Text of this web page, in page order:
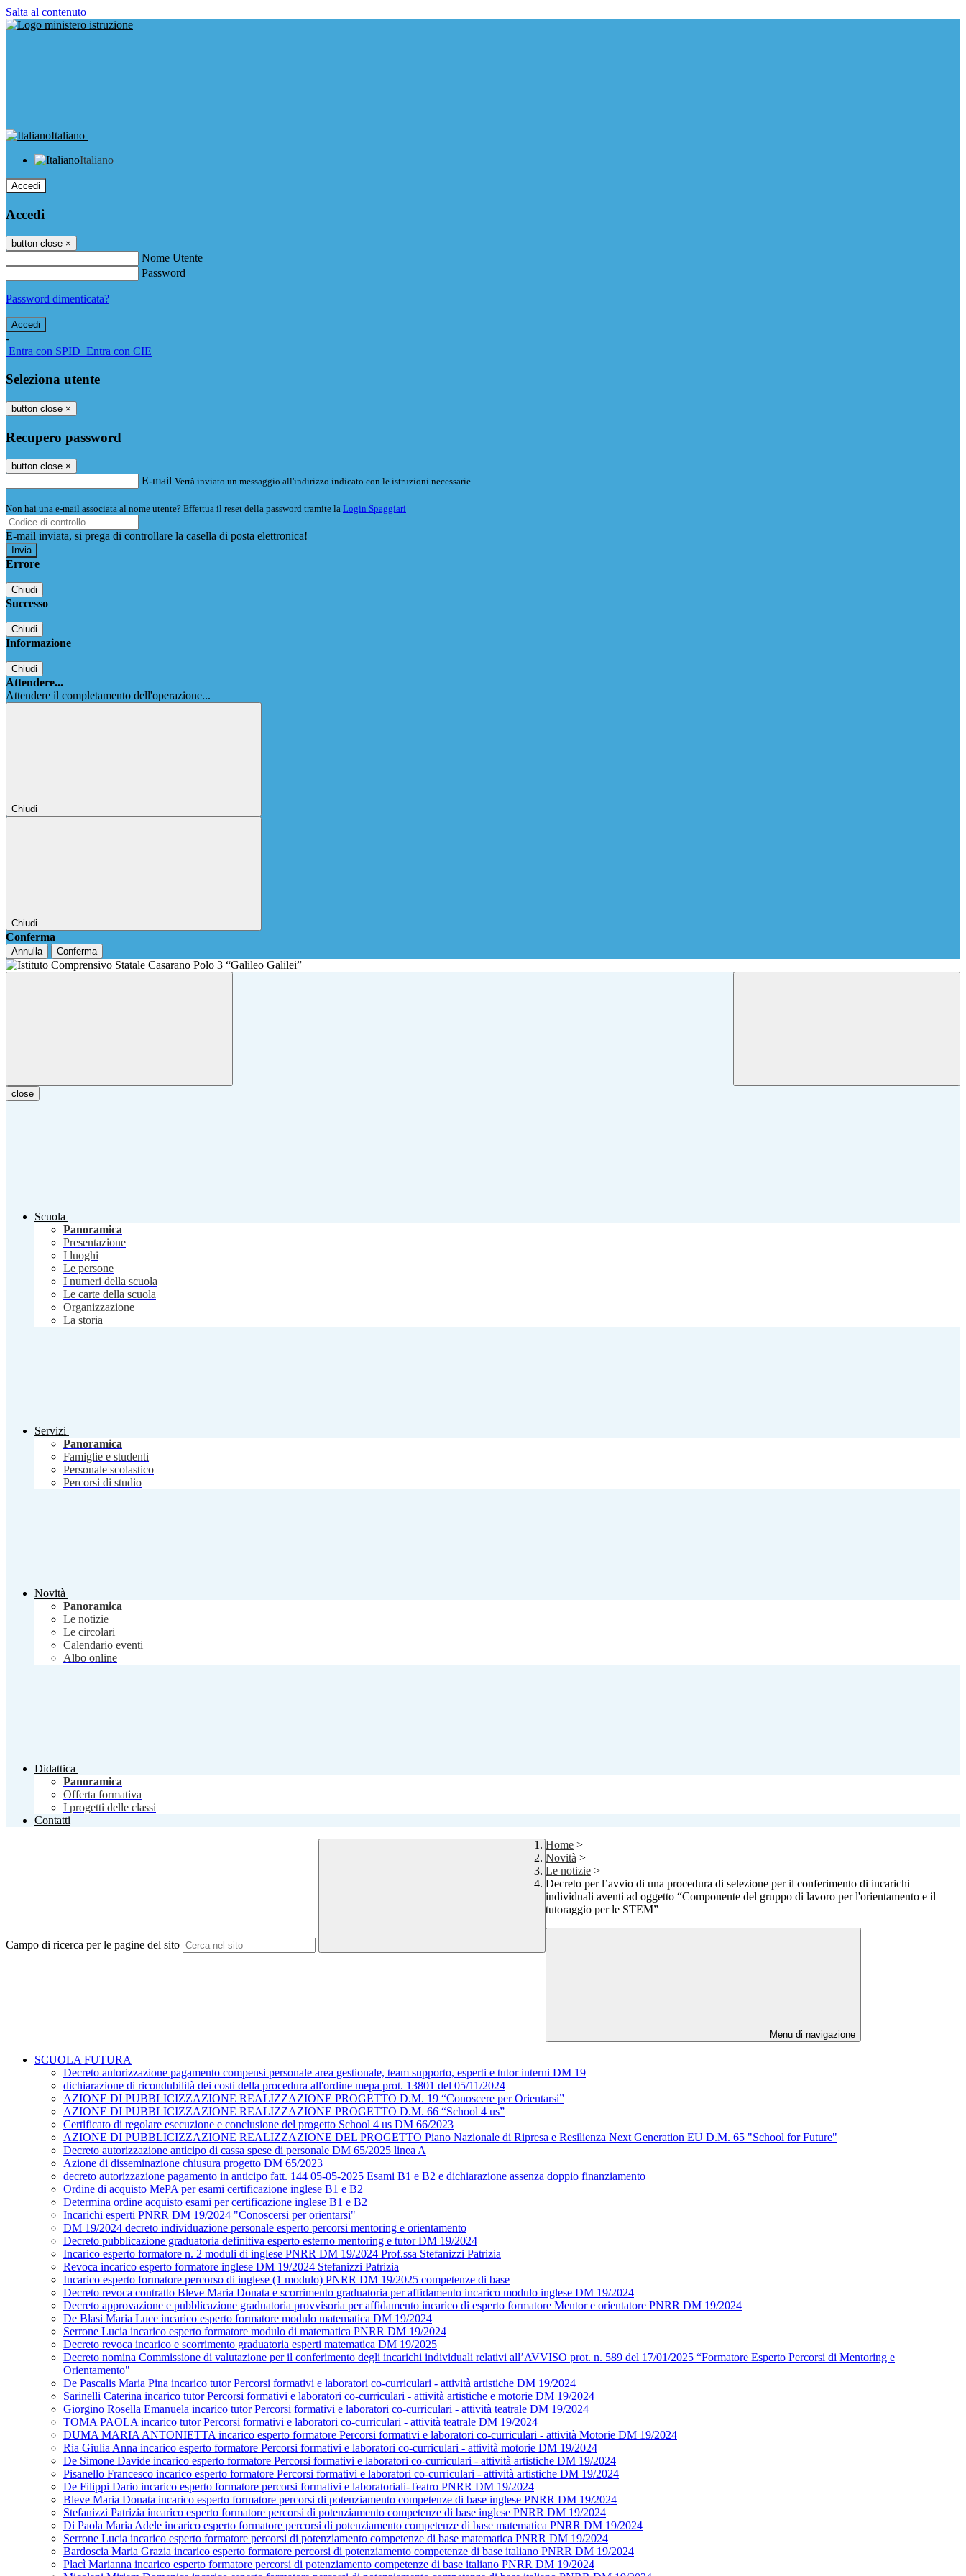
Salta al contenuto
Italiano
Italiano
Accedi
Accedi
button close ×
Nome Utente
Password
Password dimenticata?
-
Entra con SPID Entra con CIE
Seleziona utente
button close ×
Recupero password
button close ×
E-mail Verrà inviato un messaggio all'indirizzo indicato con le istruzioni necessarie.
Non hai una e-mail associata al nome utente? Effettua il reset della password tramite la Login Spaggiari
E-mail inviata, si prega di controllare la casella di posta elettronica!
Errore
Chiudi
Successo
Chiudi
Informazione
Chiudi
Attendere...
Attendere il completamento dell'operazione...
Chiudi
Chiudi
Conferma
Annulla Conferma
close
Scuola
Panoramica
Presentazione
I luoghi
Le persone
I numeri della scuola
Le carte della scuola
Organizzazione
La storia
Servizi
Panoramica
Famiglie e studenti
Personale scolastico
Percorsi di studio
Novità
Panoramica
Le notizie
Le circolari
Calendario eventi
Albo online
Didattica
Panoramica
Offerta formativa
I progetti delle classi
Contatti
Campo di ricerca per le pagine del sito
Home >
Novità >
Le notizie >
Decreto per l’avvio di una procedura di selezione per il conferimento di incarichi
individuali aventi ad oggetto “Componente del gruppo di lavoro per l'orientamento e il
tutoraggio per le STEM”
Menu di navigazione
SCUOLA FUTURA
Decreto autorizzazione pagamento compensi personale area gestionale, team supporto, esperti e tutor interni DM 19
dichiarazione di ricondubilità dei costi della procedura all'ordine mepa prot. 13801 del 05/11/2024
AZIONE DI PUBBLICIZZAZIONE REALIZZAZIONE PROGETTO D.M. 19 “Conoscere per Orientarsi”
AZIONE DI PUBBLICIZZAZIONE REALIZZAZIONE PROGETTO D.M. 66 “School 4 us”
Certificato di regolare esecuzione e conclusione del progetto School 4 us DM 66/2023
AZIONE DI PUBBLICIZZAZIONE REALIZZAZIONE DEL PROGETTO Piano Nazionale di Ripresa e Resilienza Next Generation EU D.M. 65 "School for Future"
Decreto autorizzazione anticipo di cassa spese di personale DM 65/2025 linea A
Azione di disseminazione chiusura progetto DM 65/2023
decreto autorizzazione pagamento in anticipo fatt. 144 05-05-2025 Esami B1 e B2 e dichiarazione assenza doppio finanziamento
Ordine di acquisto MePA per esami certificazione inglese B1 e B2
Determina ordine acquisto esami per certificazione inglese B1 e B2
Incarichi esperti PNRR DM 19/2024 "Conoscersi per orientarsi"
DM 19/2024 decreto individuazione personale esperto percorsi mentoring e orientamento
Decreto pubblicazione graduatoria definitiva esperto esterno mentoring e tutor DM 19/2024
Incarico esperto formatore n. 2 moduli di inglese PNRR DM 19/2024 Prof.ssa Stefanizzi Patrizia
Revoca incarico esperto formatore inglese DM 19/2024 Stefanizzi Patrizia
Incarico esperto formatore percorso di inglese (1 modulo) PNRR DM 19/2025 competenze di base
Decreto revoca contratto Bleve Maria Donata e scorrimento graduatoria per affidamento incarico modulo inglese DM 19/2024
Decreto approvazione e pubblicazione graduatoria provvisoria per affidamento incarico di esperto formatore Mentor e orientatore PNRR DM 19/2024
De Blasi Maria Luce incarico esperto formatore modulo matematica DM 19/2024
Serrone Lucia incarico esperto formatore modulo di matematica PNRR DM 19/2024
Decreto revoca incarico e scorrimento graduatoria esperti matematica DM 19/2025
Decreto nomina Commissione di valutazione per il conferimento degli incarichi individuali relativi all’AVVISO prot. n. 589 del 17/01/2025 “Formatore Esperto Percorsi di Mentoring e
Orientamento"
De Pascalis Maria Pina incarico tutor Percorsi formativi e laboratori co-curriculari - attività artistiche DM 19/2024
Sarinelli Caterina incarico tutor Percorsi formativi e laboratori co-curriculari - attività artistiche e motorie DM 19/2024
Giorgino Rosella Emanuela incarico tutor Percorsi formativi e laboratori co-curriculari - attività teatrale DM 19/2024
TOMA PAOLA incarico tutor Percorsi formativi e laboratori co-curriculari - attività teatrale DM 19/2024
DUMA MARIA ANTONIETTA incarico esperto formatore Percorsi formativi e laboratori co-curriculari - attività Motorie DM 19/2024
Ria Giulia Anna incarico esperto formatore Percorsi formativi e laboratori co-curriculari - attività motorie DM 19/2024
De Simone Davide incarico esperto formatore Percorsi formativi e laboratori co-curriculari - attività artistiche DM 19/2024
Pisanello Francesco incarico esperto formatore Percorsi formativi e laboratori co-curriculari - attività artistiche DM 19/2024
De Filippi Dario incarico esperto formatore percorsi formativi e laboratoriali-Teatro PNRR DM 19/2024
Bleve Maria Donata incarico esperto formatore percorsi di potenziamento competenze di base inglese PNRR DM 19/2024
Stefanizzi Patrizia incarico esperto formatore percorsi di potenziamento competenze di base inglese PNRR DM 19/2024
Di Paola Maria Adele incarico esperto formatore percorsi di potenziamento competenze di base matematica PNRR DM 19/2024
Serrone Lucia incarico esperto formatore percorsi di potenziamento competenze di base matematica PNRR DM 19/2024
Bardoscia Maria Grazia incarico esperto formatore percorsi di potenziamento competenze di base italiano PNRR DM 19/2024
Placì Marianna incarico esperto formatore percorsi di potenziamento competenze di base italiano PNRR DM 19/2024